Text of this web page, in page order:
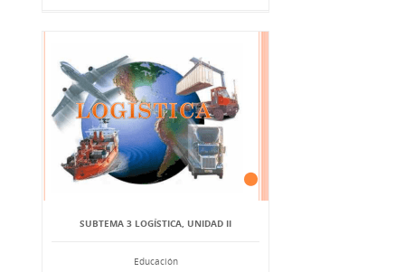
SUBTEMA 3 LOGÍSTICA, UNIDAD II
Educación